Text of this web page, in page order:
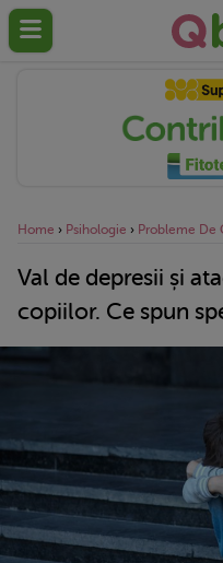
Home › Psihologie › Probleme De
Val de depresii și
copiilor. Ce spun